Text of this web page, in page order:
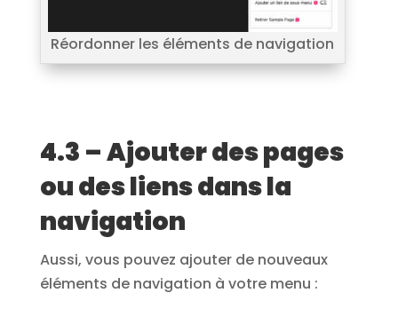
Réordonner les éléments de navigation
4.3 – Ajouter des pages
ou des liens dans la
navigation
Aussi, vous pouvez ajouter de nouveaux
éléments de navigation à votre menu :